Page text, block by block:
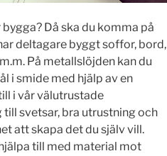
Då ska du komma på
deltagare byggt soffor, bord,
På metallslöjden kan du
i smide med hjälp av en
i vår välutrustade
svetsar, bra utrustning och
att skapa det du själv vill.
till med material mot